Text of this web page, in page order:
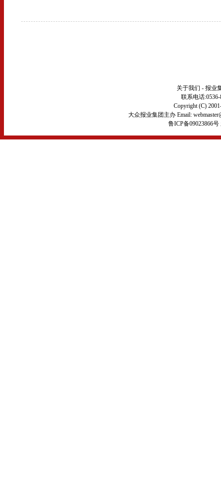
关于我们 - 报业
联系电话:0536-
Copyright (C)
大众报业集团主办 Email:
鲁ICP备09023866号